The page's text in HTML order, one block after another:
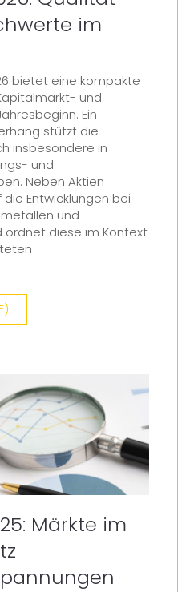
im
bietet eine kompakte
und
Ein
stützt die
insbesondere in
und
Neben Aktien
Entwicklungen bei
und
ordnet diese im Kontext
Märkte im